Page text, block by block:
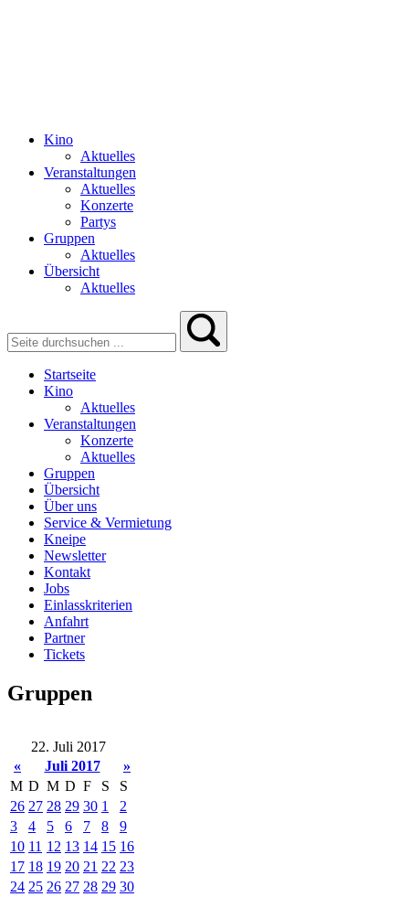
Kino
Aktuelles
Veranstaltungen
Aktuelles
Konzerte
Partys
Gruppen
Aktuelles
Übersicht
Aktuelles
Startseite
Kino
Aktuelles
Veranstaltungen
Konzerte
Aktuelles
Gruppen
Übersicht
Über uns
Service & Vermietung
Kneipe
Newsletter
Kontakt
Jobs
Einlasskriterien
Anfahrt
Partner
Tickets
Gruppen
22. Juli 2017
«
Juli 2017
»
M D M D F S
S
26 27 28 29 30 1
2
3
4 5 6 7 8
9
10 11 12 13 14 15 16
17 18 19 20 21 22 23
24 25 26 27 28 29 30